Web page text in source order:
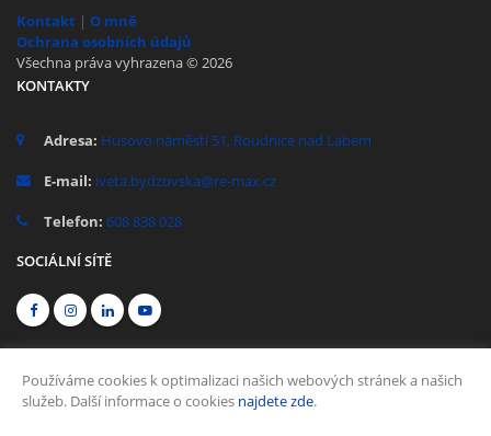
Kontakt | O mně
Ochrana osobních údajů
Všechna práva vyhrazena © 2026
KONTAKTY
Adresa: Husovo náměstí 51, Roudnice nad Labem
E-mail: iveta.bydzovska@re-max.cz
Telefon: 608 838 028
SOCIÁLNÍ SÍTĚ
Používáme cookies k optimalizaci našich webových stránek a našich
služeb. Další informace o cookies najdete zde.